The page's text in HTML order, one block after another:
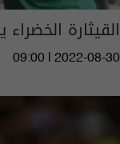
القيثارة
09:00 | 2022-08-30